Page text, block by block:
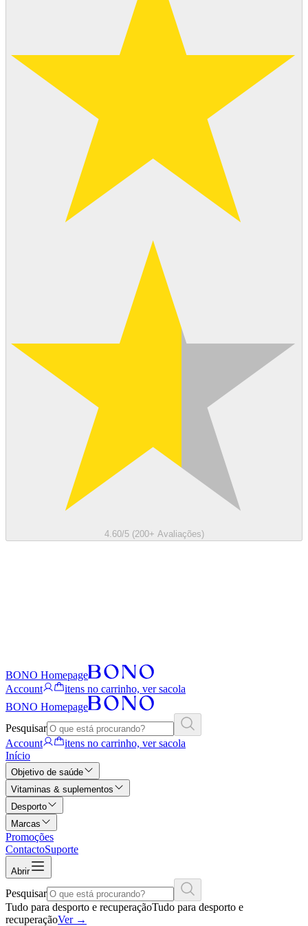
4.60/5 (200+ Avaliações)
BONO Homepage
Account
itens no carrinho, ver sacola
BONO Homepage
Pesquisar
Account
itens no carrinho, ver sacola
Início
Objetivo de saúde
Vitaminas & suplementos
Desporto
Marcas
Promoções
ContactoSuporte
Abrir
Pesquisar
Tudo para desporto e recuperaçãoTudo para desporto e
recuperaçãoVer →